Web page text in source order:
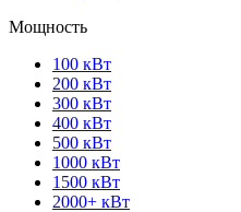
Мощность
100 кВт
200 кВт
300 кВт
400 кВт
500 кВт
1000 кВт
1500 кВт
2000+ кВт